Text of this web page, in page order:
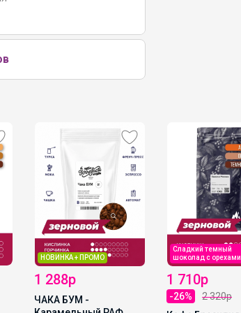
НОВИНКА + ПРОМО
1 288р
ЧАКА БУМ -
Сладкий темный
шоколад с орехами
1 710р
-26%
2 320р